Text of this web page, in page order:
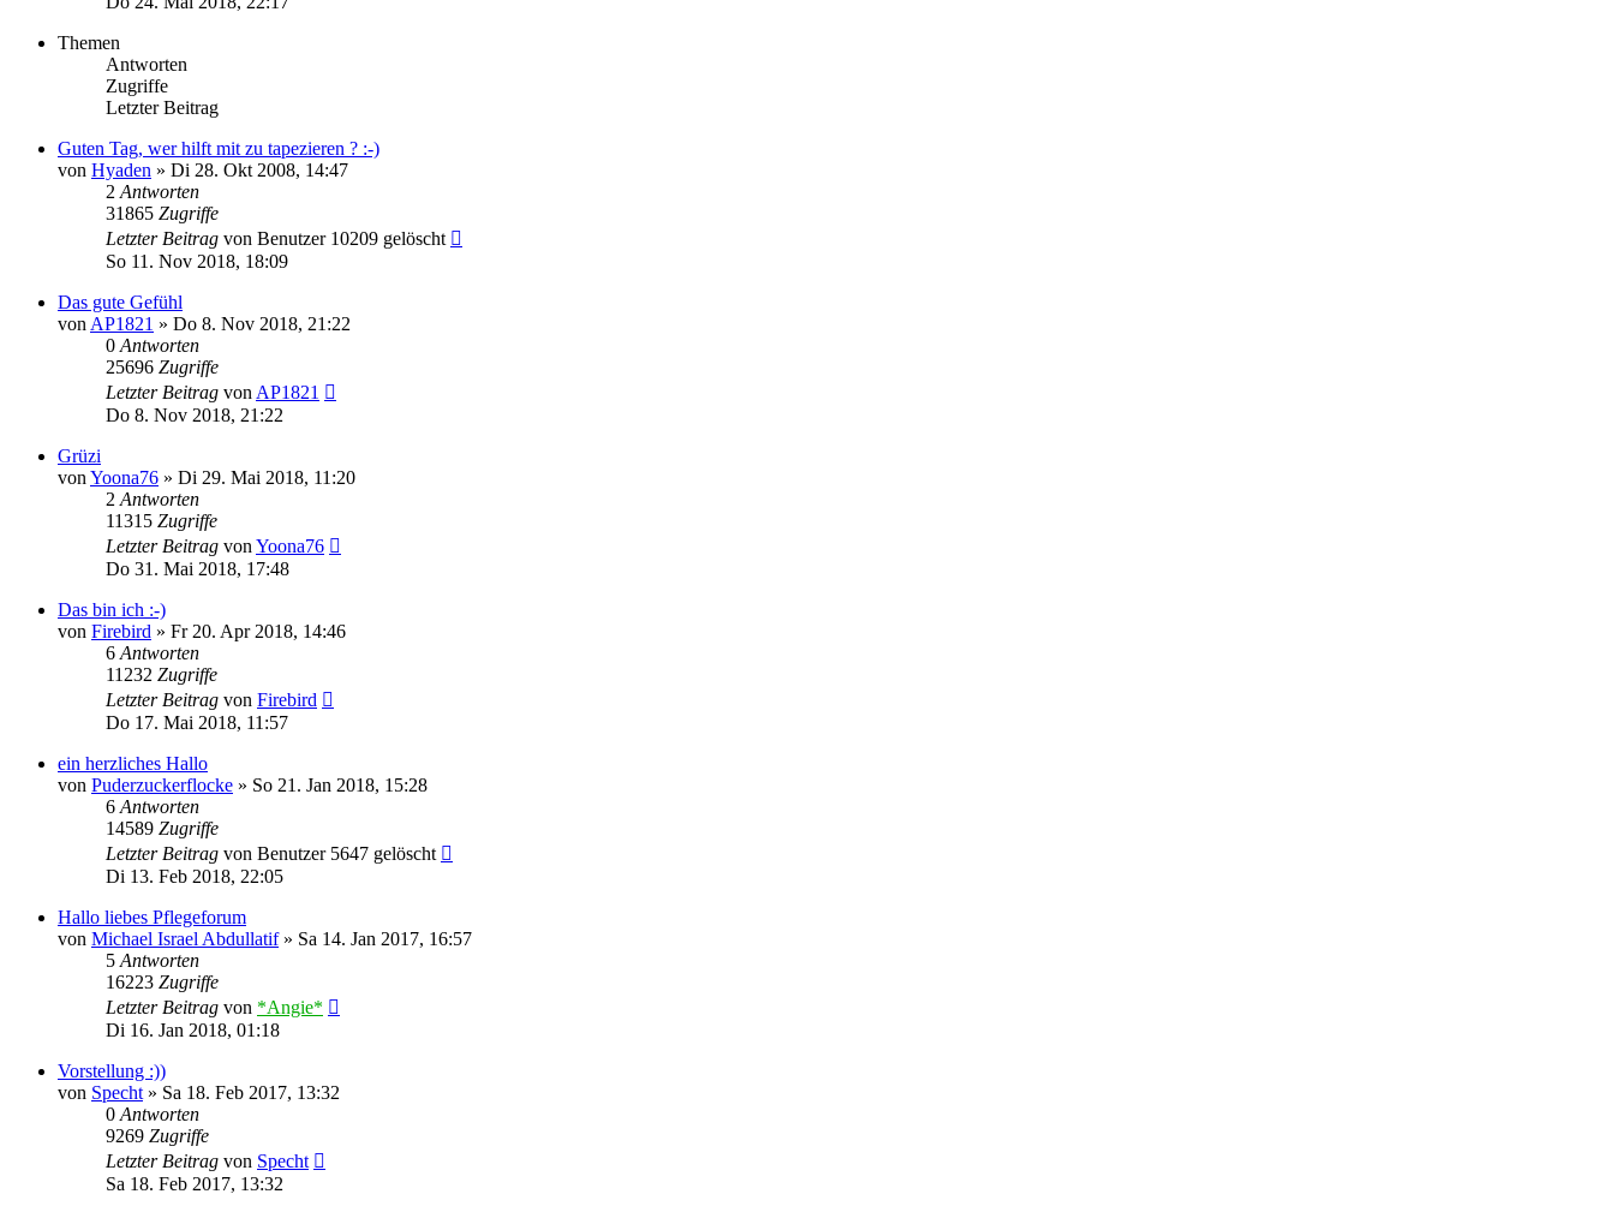
Themen
Antworten
Zugriffe
Letzter Beitrag
Guten Tag, wer hilft mit zu tapezieren ? :-)
von Hyaden » Di 28. Okt 2008, 14:47
2 Antworten
31865 Zugriffe
Letzter Beitrag von Benutzer 10209 gelöscht
So 11. Nov 2018, 18:09
Das gute Gefühl
von AP1821 » Do 8. Nov 2018, 21:22
0 Antworten
25696 Zugriffe
Letzter Beitrag von AP1821
Do 8. Nov 2018, 21:22
Grüzi
von Yoona76 » Di 29. Mai 2018, 11:20
2 Antworten
11315 Zugriffe
Letzter Beitrag von Yoona76
Do 31. Mai 2018, 17:48
Das bin ich :-)
von Firebird » Fr 20. Apr 2018, 14:46
6 Antworten
11232 Zugriffe
Letzter Beitrag von Firebird
Do 17. Mai 2018, 11:57
ein herzliches Hallo
von Puderzuckerflocke » So 21. Jan 2018, 15:28
6 Antworten
14589 Zugriffe
Letzter Beitrag von Benutzer 5647 gelöscht
Di 13. Feb 2018, 22:05
Hallo liebes Pflegeforum
von Michael Israel Abdullatif» Sa 14. Jan 2017, 16:57
5 Antworten
16223 Zugriffe
Letzter Beitrag von *Angie*
Di 16. Jan 2018, 01:18
Vorstellung :))
von Specht » Sa 18. Feb 2017, 13:32
0 Antworten
9269 Zugriffe
Letzter Beitrag von Specht
Sa 18. Feb 2017, 13:32